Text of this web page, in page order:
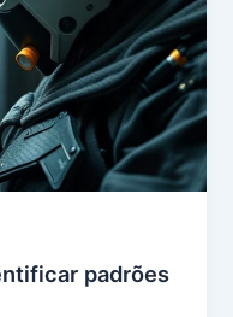
padrões